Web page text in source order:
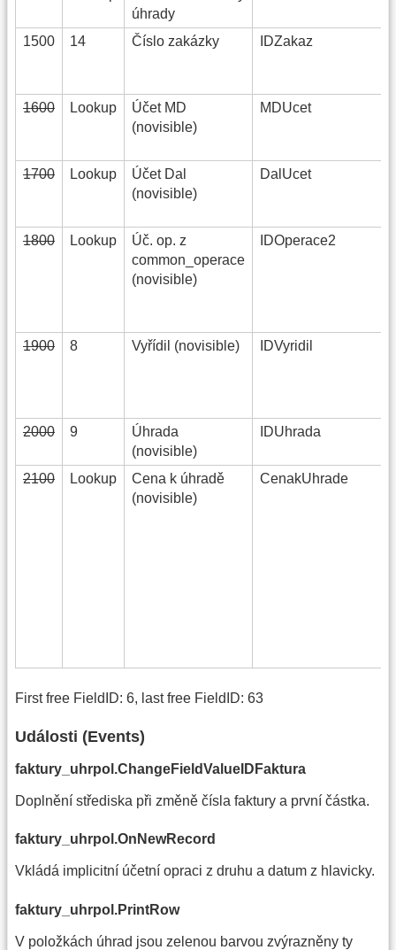
úhrady
1500 14 Číslo zakázky IDZakaz
1600 Lookup
Účet MD
(novisible)
MDUcet
1700 Lookup
Účet Dal
(novisible)
DalUcet
1800 Lookup
Úč. op. z
common_operace
(novisible)
IDOperace2
1900 8 Vyřídil (novisible) IDVyridil
2000 9
Úhrada
(novisible)
IDUhrada
2100 Lookup
Cena k úhradě
(novisible)
CenakUhrade
First free FieldID: 6, last free FieldID: 63
Události (Events)
faktury_uhrpol.ChangeFieldValueIDFaktura
Doplnění střediska při změně čísla faktury a první částka.
faktury_uhrpol.OnNewRecord
Vkládá implicitní účetní opraci z druhu a datum z hlavicky.
faktury_uhrpol.PrintRow
V položkách úhrad jsou zelenou barvou zvýrazněny ty